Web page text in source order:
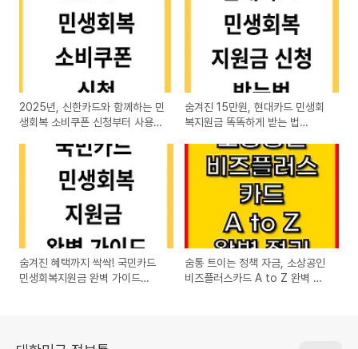
2025년, 신한카드와 함께하는 민
생회복 소비쿠폰 신청부터 사용까
숨겨진 15만원, 현대카드 민생회
복지원금 똑똑하게 받는 법
숨겨진 혜택까지 싹싹! 국민카드
민생회복지원금 완벽 가이드
숨통 트이는 정책 자금, 소상공인
비즈플러스카드 A to Z 완벽 정